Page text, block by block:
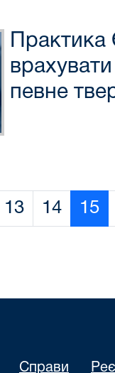
певне
13 14 15
Справи